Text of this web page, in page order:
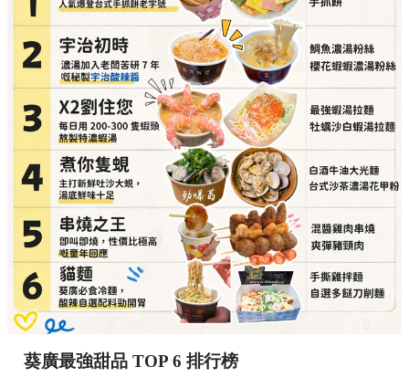
葵廣最強甜品 TOP 6 排行榜